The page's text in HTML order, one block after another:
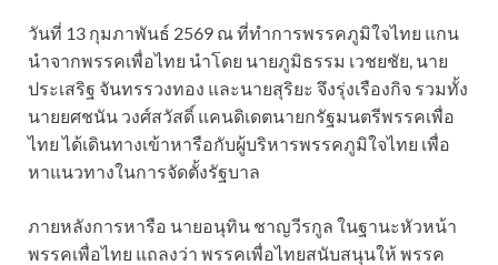
วันที่ 13 กุมภาพันธ์ 2569 ณ ที่ทำการพรรคภูมิใจไทย แกน
นำจากพรรคเพื่อไทย นำโดย นายภูมิธรรม เวชยชัย, นาย
ประเสริฐ จันทรรวงทอง และนายสุริยะ จึงรุ่งเรืองกิจ รวมทั้ง
นายยศชนัน วงศ์สวัสดิ์ แคนดิเดตนายกรัฐมนตรีพรรคเพื่อ
ไทย ได้เดินทางเข้าหารือกับผู้บริหารพรรคภูมิใจไทย เพื่อ
หาแนวทางในการจัดตั้งรัฐบาล
ภายหลังการหารือ นายอนุทิน ชาญวีรกูล ในฐานะหัวหน้า
พรรคเพื่อไทย แถลงว่า พรรคเพื่อไทยสนับสนุนให้ พรรค